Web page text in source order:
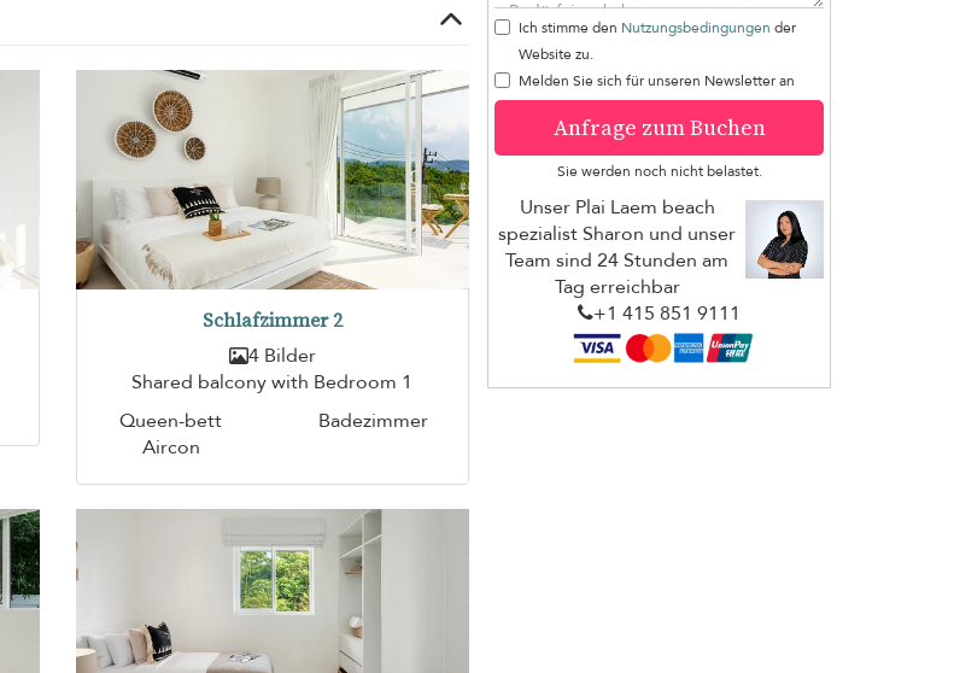
Schlafzimmer 2
4 Bilder
Shared balcony with Bedroom 1
Queen-bett
Badezimmer
Aircon
Ich stimme den Nutzungsbedingungen der
Website zu.
Melden Sie sich für unseren Newsletter an
Anfrage zum Buchen
Sie werden noch nicht belastet.
Unser Plai Laem beach
spezialist Sharon und unser
Team sind 24 Stunden am
Tag erreichbar
+1 ​415 851 9111